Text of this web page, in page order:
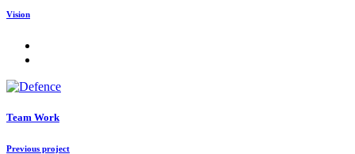
Vision
Team Work
Previous project